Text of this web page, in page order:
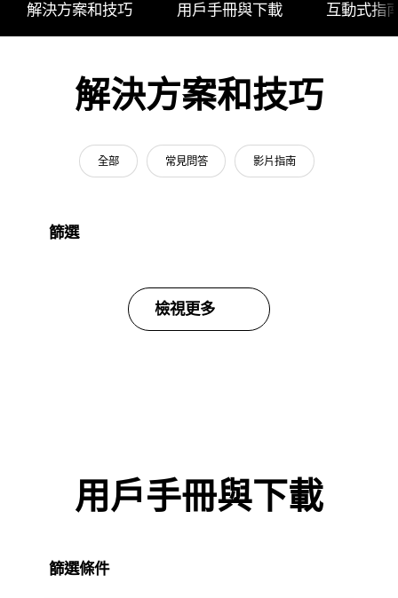
解決方案和技巧 用戶手冊與下載 互動式指
解決方案和技巧
全部 常見問答 影片指南
篩選
檢視更多
用戶手冊與下載
篩選條件